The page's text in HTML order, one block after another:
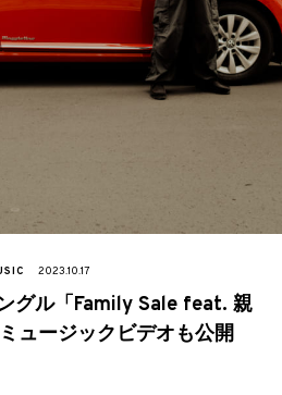
2023.10.17
グル「Family Sale feat. 親
ュージックビデオも公開